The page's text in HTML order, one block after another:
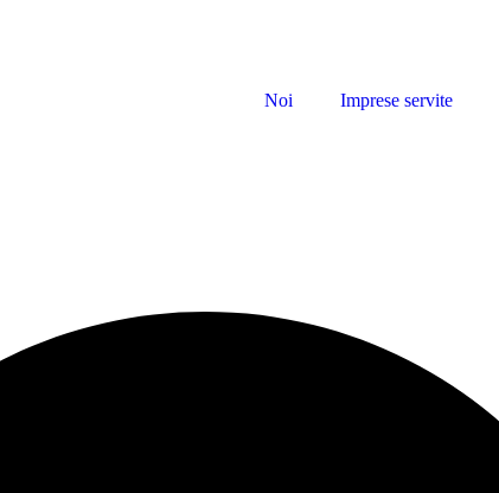
Noi Imprese servite